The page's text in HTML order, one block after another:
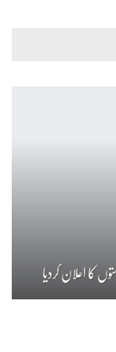
کا اعلان کردیا